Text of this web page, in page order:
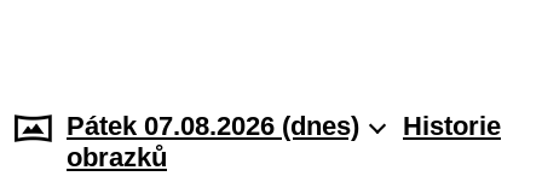
Pátek 07.08.2026 (dnes)
Historie
obrazků